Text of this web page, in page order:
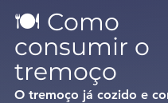
🍽️ Como
consumir o
tremoço
O tremoço já cozido e